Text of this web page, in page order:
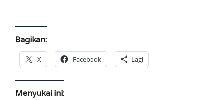
Bagikan:
X Facebook Lagi
Menyukai ini: